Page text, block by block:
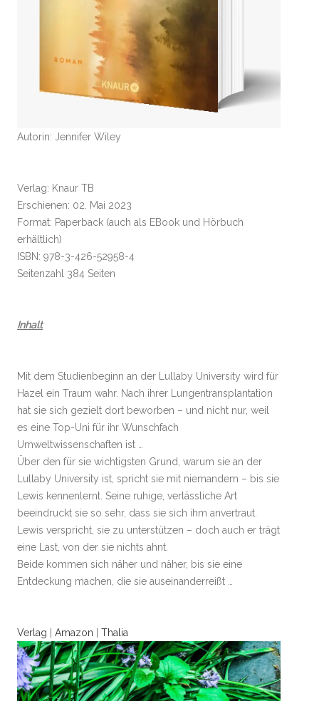
Autorin: Jennifer Wiley
Verlag: Knaur TB
Erschienen: 02. Mai 2023
Format: Paperback (auch als EBook und Hörbuch
erhältlich)
ISBN: 978-3-426-52958-4
Seitenzahl 384 Seiten
Inhalt
Mit dem Studienbeginn an der Lullaby University wird für
Hazel ein Traum wahr. Nach ihrer Lungentransplantation
hat sie sich gezielt dort beworben – und nicht nur, weil
es eine Top-Uni für ihr Wunschfach
Umweltwissenschaften ist …
Über den für sie wichtigsten Grund, warum sie an der
Lullaby University ist, spricht sie mit niemandem – bis sie
Lewis kennenlernt. Seine ruhige, verlässliche Art
beeindruckt sie so sehr, dass sie sich ihm anvertraut.
Lewis verspricht, sie zu unterstützen – doch auch er trägt
eine Last, von der sie nichts ahnt.
Beide kommen sich näher und näher, bis sie eine
Entdeckung machen, die sie auseinanderreißt …
Verlag Amazon Thalia